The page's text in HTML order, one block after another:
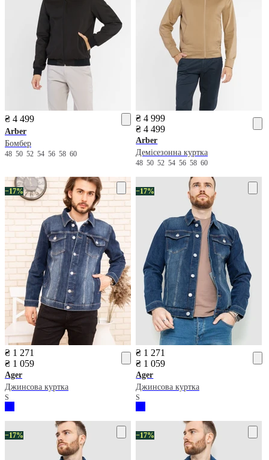
₴ 4 499
Arber
Бомбер
48 50 52 54 56 58 60
₴ 4 999
₴ 4 499
Arber
Демісезонна куртка
48505254565860
−17%
₴ 1 271
₴ 1 059
Ager
Джинсова куртка
S
−17%
₴ 1 271
₴ 1 059
Ager
Джинсова куртка
S
−17% −17%